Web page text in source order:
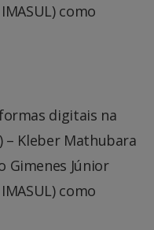
como
digitais na
– Kleber Mathubara
Gimenes Júnior
como